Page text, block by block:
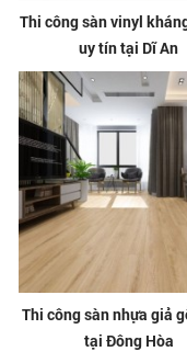
Thi công sàn vinyl
uy tín tại Dĩ An
Thi công sàn nhựa giả
tại Đông Hòa